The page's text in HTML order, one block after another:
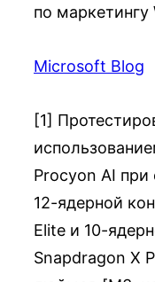
по маркетингу
Microsoft Blog
[1]
Procyon AI при
12-ядерной
Elite и 10-
Snapdragon X